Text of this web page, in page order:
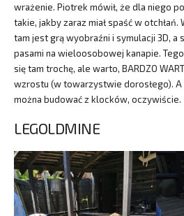
wrażenie. Piotrek mówił, że dla niego
takie, jakby zaraz miał spaść w
tam jest grą wyobraźni i symulacji 3D, a
pasami na wieloosobowej kanapie.
się tam trochę, ale warto, BARDZO
wzrostu (w towarzystwie dorosłego).
można budować z klocków, oczywiście.
LEGOLDMINE